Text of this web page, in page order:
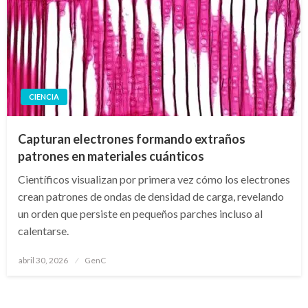
CIENCIA
Capturan electrones formando extraños
patrones en materiales cuánticos
Científicos visualizan por primera vez cómo los electrones
crean patrones de ondas de densidad de carga, revelando
un orden que persiste en pequeños parches incluso al
calentarse.
Publicado
abril 30, 2026 GenC